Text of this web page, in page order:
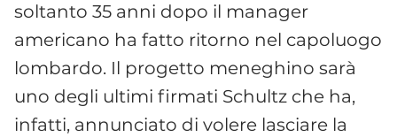
soltanto 35 anni dopo il manager
americano ha fatto ritorno nel capoluogo
lombardo. Il progetto meneghino sarà
uno degli ultimi firmati Schultz che ha,
infatti, annunciato di volere lasciare la